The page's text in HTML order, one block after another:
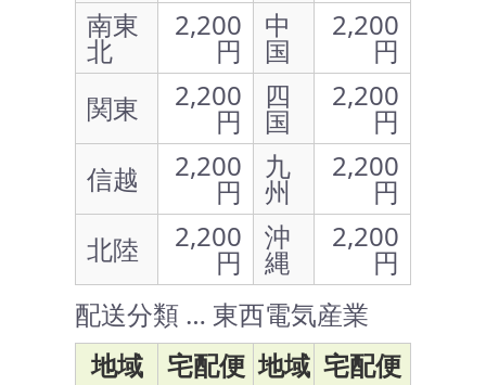
南東
北
2,200
円
中
国
2,200
円
関東
2,200
円
四
国
2,200
円
信越
2,200
円
九
州
2,200
円
北陸
2,200
円
沖
縄
2,200
円
配送分類 … 東西電気産業
地域
宅配便 地域 宅配便